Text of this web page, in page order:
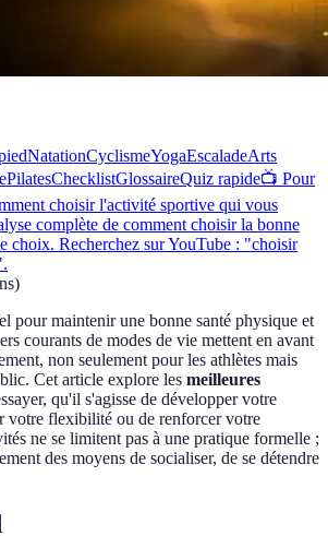
NatationCyclismeYogaEscaladeArts
PilatesChecklistGlossaireQuiz rapide📺 Pour
choisir l'activité sportive qui vous
complète de comment choisir la bonne
choix. Recherchez sur YouTube : "choisir
)
pour maintenir une bonne santé physique et
courants de modes de vie mettent en avant
non seulement pour les athlètes mais
Cet article explore les meilleures
qu'il s'agisse de développer votre
votre flexibilité ou de renforcer votre
ne se limitent pas à une pratique formelle ;
des moyens de socialiser, de se détendre